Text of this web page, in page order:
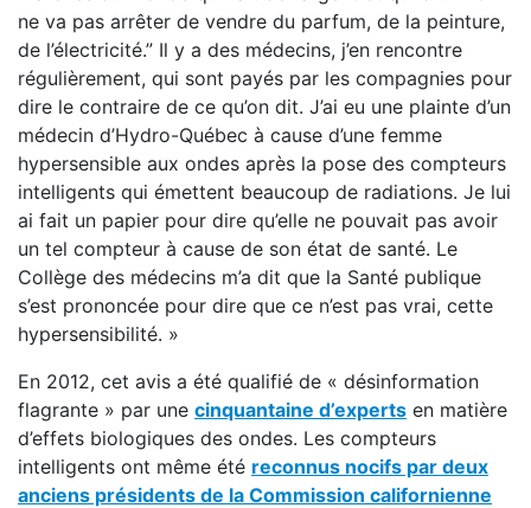
ne va pas arrêter de vendre du parfum, de la peinture,
de l’électricité.” Il y a des médecins, j’en rencontre
régulièrement, qui sont payés par les compagnies pour
dire le contraire de ce qu’on dit. J’ai eu une plainte d’un
médecin d’Hydro-Québec à cause d’une femme
hypersensible aux ondes après la pose des compteurs
intelligents qui émettent beaucoup de radiations. Je lui
ai fait un papier pour dire qu’elle ne pouvait pas avoir
un tel compteur à cause de son état de santé. Le
Collège des médecins m’a dit que la Santé publique
s’est prononcée pour dire que ce n’est pas vrai, cette
hypersensibilité. »
En 2012, cet avis a été qualifié de « désinformation
flagrante » par une cinquantaine d’experts en matière
d’effets biologiques des ondes. Les compteurs
intelligents ont même été reconnus nocifs par deux
anciens présidents de la Commission californienne